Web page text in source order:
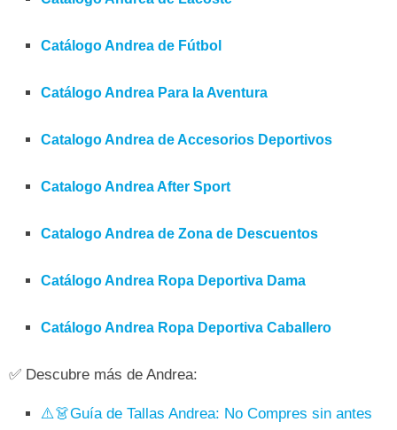
Catálogo Andrea de Fútbol
Catálogo Andrea Para la Aventura
Catalogo Andrea de Accesorios Deportivos
Catalogo Andrea After Sport
Catalogo Andrea de Zona de Descuentos
Catálogo Andrea Ropa Deportiva Dama
Catálogo Andrea Ropa Deportiva Caballero
✅ Descubre más de Andrea:
⚠️👗Guía de Tallas Andrea: No Compres sin antes